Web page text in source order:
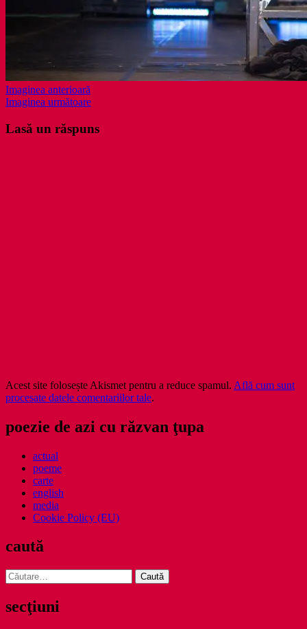
Imaginea anterioară
Imaginea următoare
Lasă un răspuns
Acest site folosește Akismet pentru a reduce spamul. Află cum sunt
procesate datele comentariilor tale.
poezie de azi cu răzvan ţupa
actual
poeme
carte
english
media
Cookie Policy (EU)
caută
Caută
după:
secţiuni